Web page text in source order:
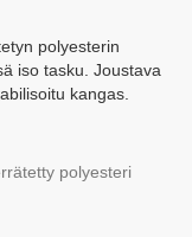
polyesterin
iso tasku. Joustava
kangas.
polyesteri